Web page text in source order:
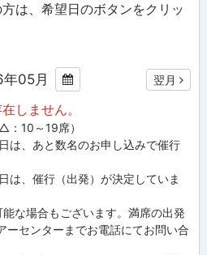
は、希望日のボタンをクリッ
05月 翌月
しません。
：10～19席）
は、あと数名のお申し込みで催行
は、催行（出発）が決定していま
な場合もございます。満席の出発
ーセンターまでお電話にてお問い合